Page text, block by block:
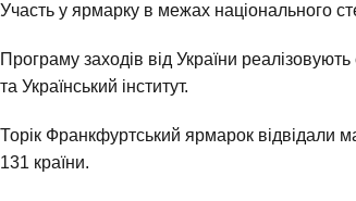
Участь у ярмарку в межах національного
Програму заходів від України
та Український інститут.
Торік Франкфуртський ярмарок відвідали
131 країни.